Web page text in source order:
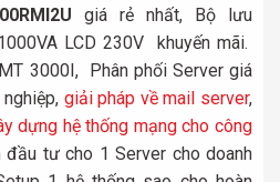
giá rẻ nhất, Bộ lưu
LCD 230V khuyến mãi.
3000I, Phân phối Server giá
giải pháp về mail server,
dựng hệ thống mạng cho công
đầu tư cho 1 Server cho doanh